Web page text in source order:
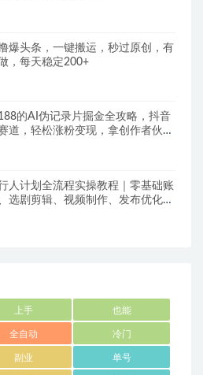
爆头条，一键搬运，秒过原创，有
，每天稳定200+
的AI伪记录片掘金全攻略，抖音
道，轻松涨粉变现，拿创作者伙伴
人计划全流程实操教程｜零基础账
选剧剪辑、视频制作、发布优化一
上手 也能
全自动 冷门
副业 单号